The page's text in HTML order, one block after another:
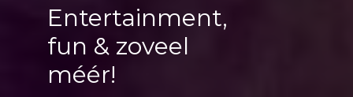
Entertainment,
fun & zoveel
méér!